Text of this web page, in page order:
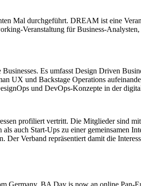
Mal durchgeführt. DREAM ist eine
Veranstaltung für Business-
Es umfasst Design Driven
UX und Backstage Operations
und DevOps-Konzepte in der
profiliert vertritt. Die Mitglieder sind
auch Start-Ups zu einer gemeinsamen
Verband repräsentiert damit die